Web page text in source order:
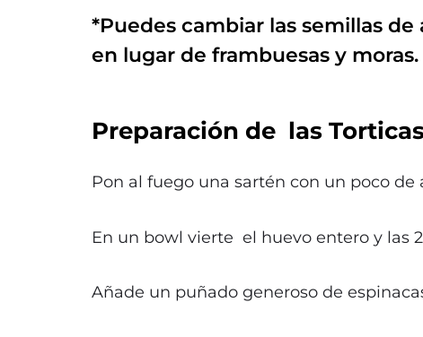
*Puedes cambiar las semillas
en lugar de frambuesas y moras.
Preparación de las
Pon al fuego una sartén con un poco de
En un bowl vierte el huevo entero y las
Añade un puñado generoso de